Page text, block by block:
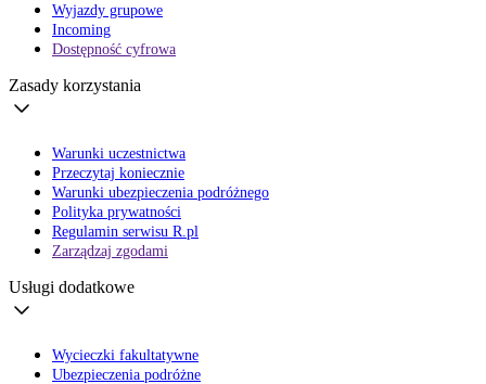
Wyjazdy grupowe
Incoming
Dostępność cyfrowa
Zasady korzystania
Warunki uczestnictwa
Przeczytaj koniecznie
Warunki ubezpieczenia podróżnego
Polityka prywatności
Regulamin serwisu R.pl
Zarządzaj zgodami
Usługi dodatkowe
Wycieczki fakultatywne
Ubezpieczenia podróżne